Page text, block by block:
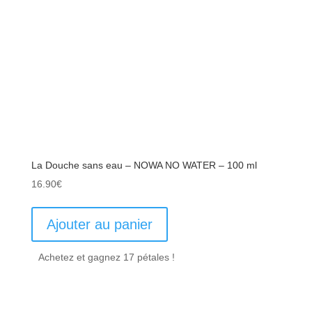
La Douche sans eau – NOWA NO WATER – 100 ml
16.90€
Ajouter au panier
Achetez et gagnez 17 pétales !